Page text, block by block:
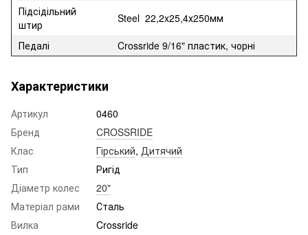
Підсідільний
штир
Steel 22,2x25,4х250мм
Педалі
Crossride 9/16" пластик, чорні
Характеристики
Артикул
0460
Бренд
CROSSRIDE
Клас
Гірський, Дитячий
Тип
Ригід
Діаметр колес
20"
Матеріал рами
Сталь
Вилка
Crossride